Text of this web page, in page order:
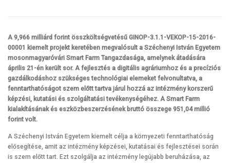
A 9,966 milliárd forint összköltségvetésű GINOP-3.1.1-VEKOP-15-2016-
00001 kiemelt projekt keretében megvalósult a Széchenyi István Egyetem
mosonmagyaróvári Smart Farm Tangazdasága, amelynek átadására
április 21-én került sor. A fejlesztés a digitális agráriumhoz és a precíziós
gazdálkodáshoz szükséges technológiai elemeket felvonultatva, a
fenntarthatóságot szem előtt tartva járul hozzá az intézmény korszerű
képzési, kutatási és szolgáltatási tevékenységéhez. A Smart Farm
kialakításának és eszközbeszerzésének bruttó összege 951,04 millió
forint volt.
A Széchenyi István Egyetem kiemelt célja a környezeti fenntarthatóság
elősegítése, amit az intézmény képzései, kutatásai és fejlesztései során
is szem előtt tart. Ezt szolgálja az intézmény legújabb beruházása, az